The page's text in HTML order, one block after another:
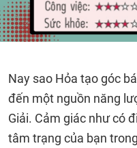
Nay sao Hỏa tạo góc
đến một nguồn năng
Giải. Cảm giác như có
tâm trạng của bạn